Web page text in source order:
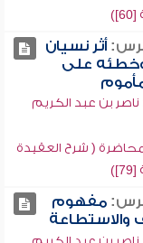
أثر نسيان
وخطئه على
ناصر بن عبد الكريم
( شرح العقيدة
مفهوم
والاستطاعة